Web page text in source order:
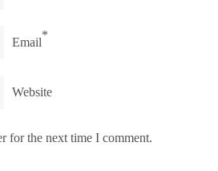
Email
*
Website
for the next time I comment.